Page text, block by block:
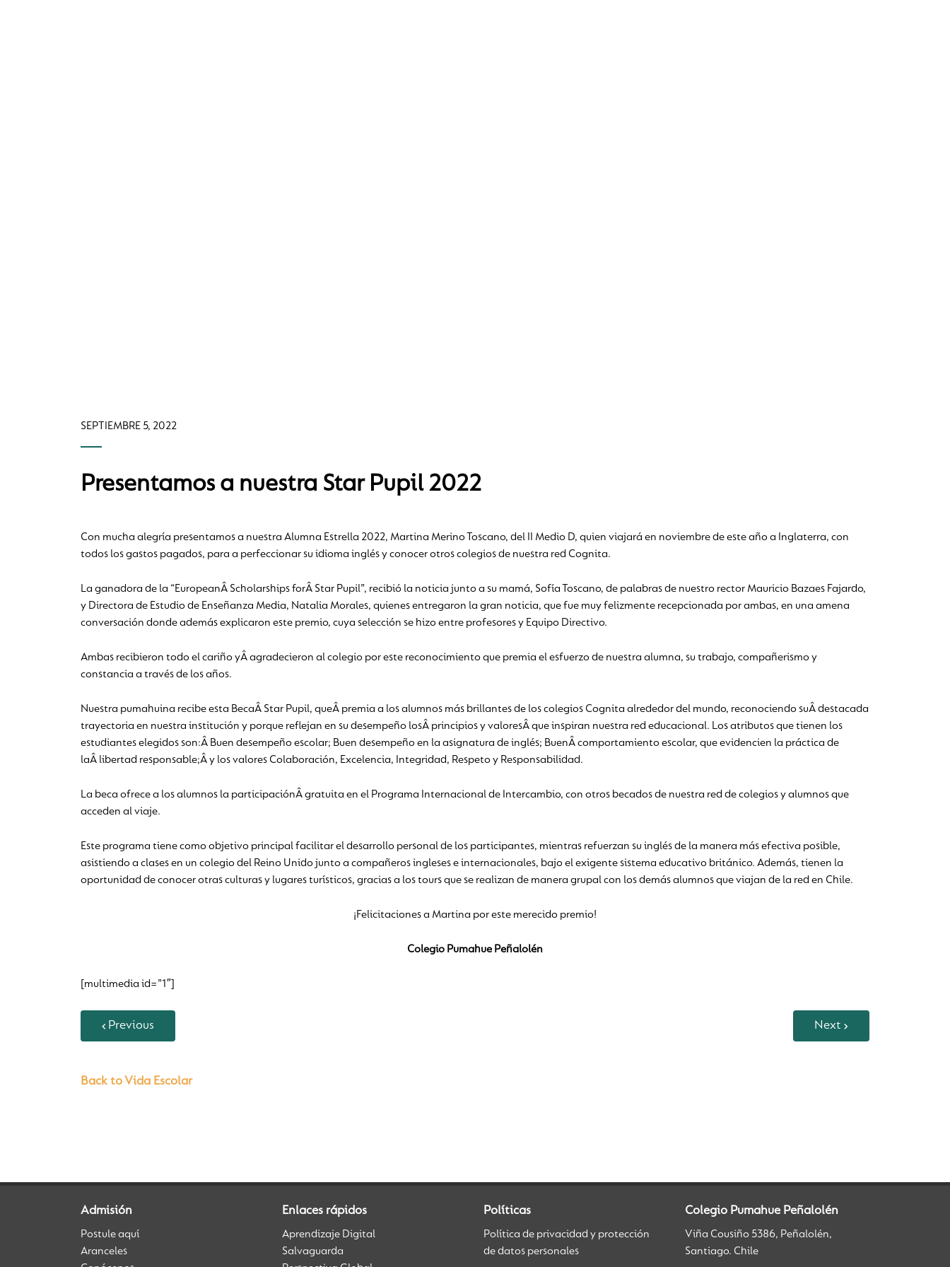
SEPTIEMBRE 5, 2022
Presentamos a nuestra Star Pupil 2022
Con mucha alegría presentamos a nuestra Alumna Estrella 2022, Martina Merino Toscano, del II Medio D, quien viajará en noviembre de este año a Inglaterra, con
todos los gastos pagados, para a perfeccionar su idioma inglés y conocer otros colegios de nuestra red Cognita.
La ganadora de la “EuropeanÂ Scholarships forÂ Star Pupil”, recibió la noticia junto a su mamá, Sofía Toscano, de palabras de nuestro rector Mauricio Bazaes Fajardo,
y Directora de Estudio de Enseñanza Media, Natalia Morales, quienes entregaron la gran noticia, que fue muy felizmente recepcionada por ambas, en una amena
conversación donde además explicaron este premio, cuya selección se hizo entre profesores y Equipo Directivo.
Ambas recibieron todo el cariño yÂ agradecieron al colegio por este reconocimiento que premia el esfuerzo de nuestra alumna, su trabajo, compañerismo y
constancia a través de los años.
Nuestra pumahuina recibe esta BecaÂ Star Pupil, queÂ premia a los alumnos más brillantes de los colegios Cognita alrededor del mundo, reconociendo suÂ destacada
trayectoria en nuestra institución y porque reflejan en su desempeño losÂ principios y valoresÂ que inspiran nuestra red educacional. Los atributos que tienen los
estudiantes elegidos son:Â Buen desempeño escolar; Buen desempeño en la asignatura de inglés; BuenÂ comportamiento escolar, que evidencien la práctica de
laÂ libertad responsable;Â y los valores Colaboración, Excelencia, Integridad, Respeto y Responsabilidad.
La beca ofrece a los alumnos la participaciónÂ gratuita en el Programa Internacional de Intercambio, con otros becados de nuestra red de colegios y alumnos que
acceden al viaje.
Este programa tiene como objetivo principal facilitar el desarrollo personal de los participantes, mientras refuerzan su inglés de la manera más efectiva posible,
asistiendo a clases en un colegio del Reino Unido junto a compañeros ingleses e internacionales, bajo el exigente sistema educativo británico. Además, tienen la
oportunidad de conocer otras culturas y lugares turísticos, gracias a los tours que se realizan de manera grupal con los demás alumnos que viajan de la red en Chile.
¡Felicitaciones a Martina por este merecido premio!
Colegio Pumahue Peñalolén
[multimedia id=”1″]
Previous Next
Back to Vida Escolar
Admisión
Postule aquí
Aranceles
Enlaces rápidos
Aprendizaje Digital
Salvaguarda
Políticas
Política de privacidad y protección
de datos personales
Colegio Pumahue Peñalolén
Viña Cousiño 5386, Peñalolén,
Santiago. Chile